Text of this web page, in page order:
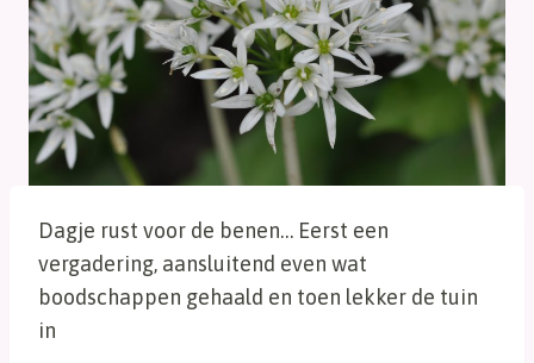
Dagje rust voor de benen… Eerst een
vergadering, aansluitend even wat
boodschappen gehaald en toen lekker de tuin
in